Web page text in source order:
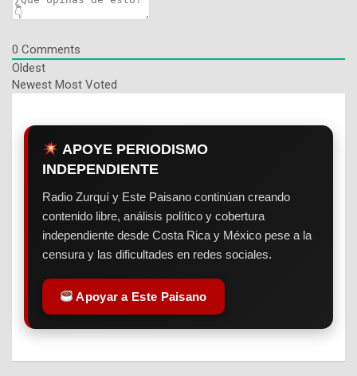
0 Comments
Oldest
Newest Most Voted
APOYE PERIODISMO
INDEPENDIENTE
Radio Zurquí y Este Paisano continúan creando
contenido libre, análisis político y cobertura
independiente desde Costa Rica y México pese a la
censura y las dificultades en redes sociales.
Apoyar a Este Paisano